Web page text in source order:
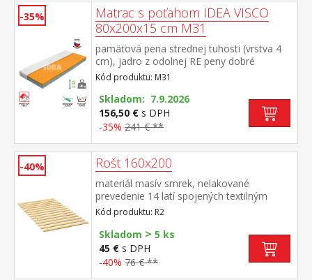
-35%
Matrac s poťahom IDEA VISCO
80x200x15 cm M31
pamäťová pena strednej tuhosti (vrstva 4
cm), jadro z odolnej RE peny dobré
ortopedické vlastností a dlhá životnosť
matraca vhodný pre všetky typy roštov
poťah priedušný, vyrobený z dvoch častí,
snímateľný a prateľný do 60 °C odporúčaná
nosnosť do 130 kg
Kód produktu: M31
Skladom: 7.9.2026
156,50 € s DPH
-35% 241 € **
-40% Rošt 160x200
materiál masív smrek, nelakované
prevedenie 14 latí spojených textilným
tkalúnom
Kód produktu: R2
Skladom > 5 ks
45 € s DPH
-40% 76 € **